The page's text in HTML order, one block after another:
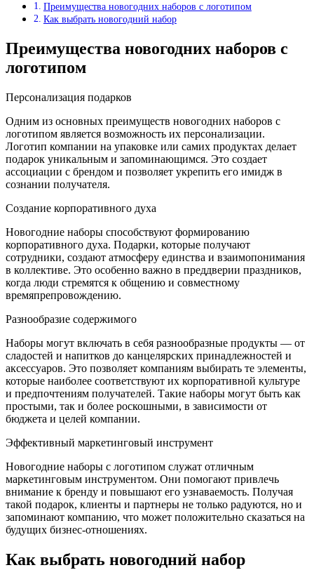
Преимущества новогодних наборов с логотипом
Как выбрать новогодний набор
Преимущества новогодних наборов с
логотипом
Персонализация подарков
Одним из основных преимуществ новогодних наборов с
логотипом является возможность их персонализации.
Логотип компании на упаковке или самих продуктах делает
подарок уникальным и запоминающимся. Это создает
ассоциации с брендом и позволяет укрепить его имидж в
сознании получателя.
Создание корпоративного духа
Новогодние наборы способствуют формированию
корпоративного духа. Подарки, которые получают
сотрудники, создают атмосферу единства и взаимопонимания
в коллективе. Это особенно важно в преддверии праздников,
когда люди стремятся к общению и совместному
времяпрепровождению.
Разнообразие содержимого
Наборы могут включать в себя разнообразные продукты — от
сладостей и напитков до канцелярских принадлежностей и
аксессуаров. Это позволяет компаниям выбирать те элементы,
которые наиболее соответствуют их корпоративной культуре
и предпочтениям получателей. Такие наборы могут быть как
простыми, так и более роскошными, в зависимости от
бюджета и целей компании.
Эффективный маркетинговый инструмент
Новогодние наборы с логотипом служат отличным
маркетинговым инструментом. Они помогают привлечь
внимание к бренду и повышают его узнаваемость. Получая
такой подарок, клиенты и партнеры не только радуются, но и
запоминают компанию, что может положительно сказаться на
будущих бизнес-отношениях.
Как выбрать новогодний набор